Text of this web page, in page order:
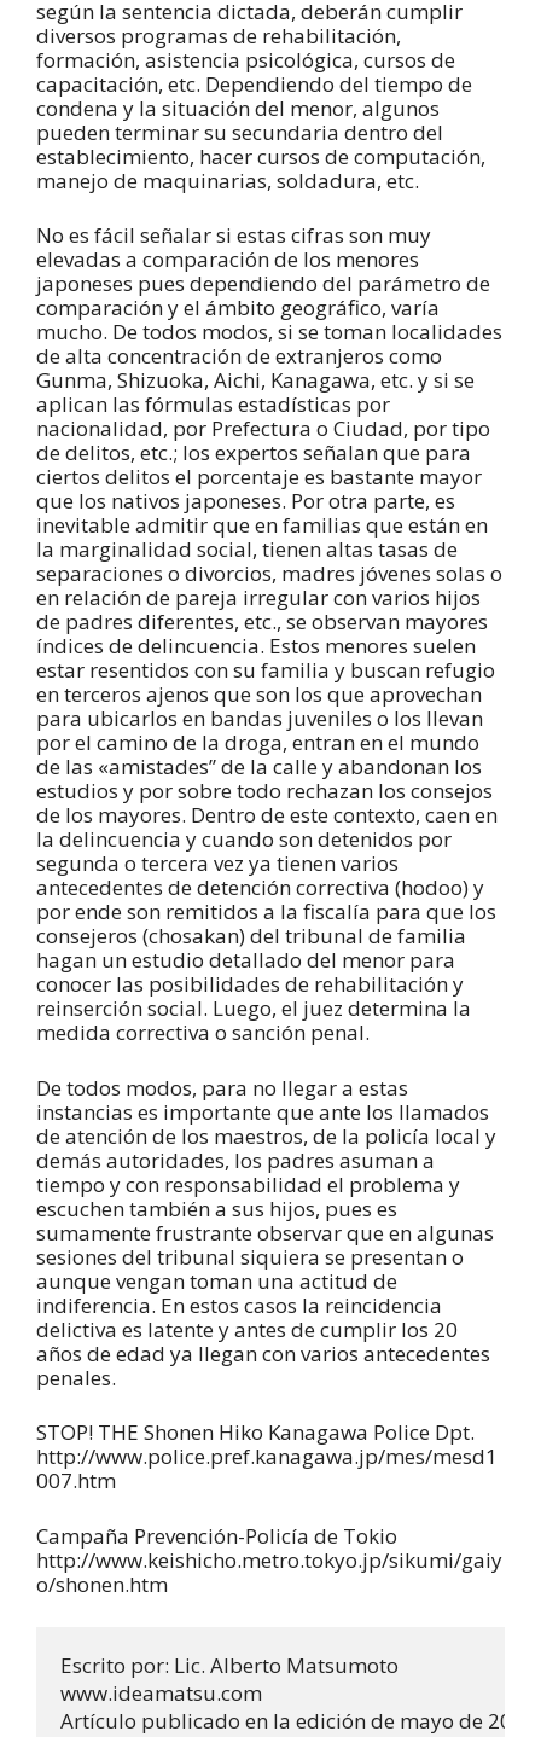
según la sentencia dictada, deberán cumplir
diversos programas de rehabilitación,
formación, asistencia psicológica, cursos de
capacitación, etc. Dependiendo del tiempo de
condena y la situación del menor, algunos
pueden terminar su secundaria dentro del
establecimiento, hacer cursos de computación,
manejo de maquinarias, soldadura, etc.
No es fácil señalar si estas cifras son muy
elevadas a comparación de los menores
japoneses pues dependiendo del parámetro de
comparación y el ámbito geográfico, varía
mucho. De todos modos, si se toman localidades
de alta concentración de extranjeros como
Gunma, Shizuoka, Aichi, Kanagawa, etc. y si se
aplican las fórmulas estadísticas por
nacionalidad, por Prefectura o Ciudad, por tipo
de delitos, etc.; los expertos señalan que para
ciertos delitos el porcentaje es bastante mayor
que los nativos japoneses. Por otra parte, es
inevitable admitir que en familias que están en
la marginalidad social, tienen altas tasas de
separaciones o divorcios, madres jóvenes solas o
en relación de pareja irregular con varios hijos
de padres diferentes, etc., se observan mayores
índices de delincuencia. Estos menores suelen
estar resentidos con su familia y buscan refugio
en terceros ajenos que son los que aprovechan
para ubicarlos en bandas juveniles o los llevan
por el camino de la droga, entran en el mundo
de las «amistades” de la calle y abandonan los
estudios y por sobre todo rechazan los consejos
de los mayores. Dentro de este contexto, caen en
la delincuencia y cuando son detenidos por
segunda o tercera vez ya tienen varios
antecedentes de detención correctiva (hodoo) y
por ende son remitidos a la fiscalía para que los
consejeros (chosakan) del tribunal de familia
hagan un estudio detallado del menor para
conocer las posibilidades de rehabilitación y
reinserción social. Luego, el juez determina la
medida correctiva o sanción penal.
De todos modos, para no llegar a estas
instancias es importante que ante los llamados
de atención de los maestros, de la policía local y
demás autoridades, los padres asuman a
tiempo y con responsabilidad el problema y
escuchen también a sus hijos, pues es
sumamente frustrante observar que en algunas
sesiones del tribunal siquiera se presentan o
aunque vengan toman una actitud de
indiferencia. En estos casos la reincidencia
delictiva es latente y antes de cumplir los 20
años de edad ya llegan con varios antecedentes
penales.
STOP! THE Shonen Hiko Kanagawa Police Dpt.
http://www.police.pref.kanagawa.jp/mes/mesd1
007.htm
Campaña Prevención-Policía de Tokio
http://www.keishicho.metro.tokyo.jp/sikumi/gaiy
o/shonen.htm
Escrito por: Lic. Alberto Matsumoto
www.ideamatsu.com
Artículo publicado en la edición de mayo de 2013